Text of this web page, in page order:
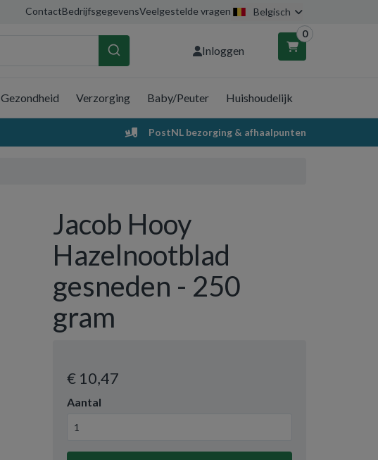
ContactBedrijfsgegevensVeelgestelde vragen Belgisch
Inloggen
0
Winkelwagen
Gezondheid Verzorging Baby/Peuter Huishoudelijk
PostNL bezorging & afhaalpunten
Jacob Hooy
Hazelnootblad
gesneden - 250
gram
€ 10,47
Aantal